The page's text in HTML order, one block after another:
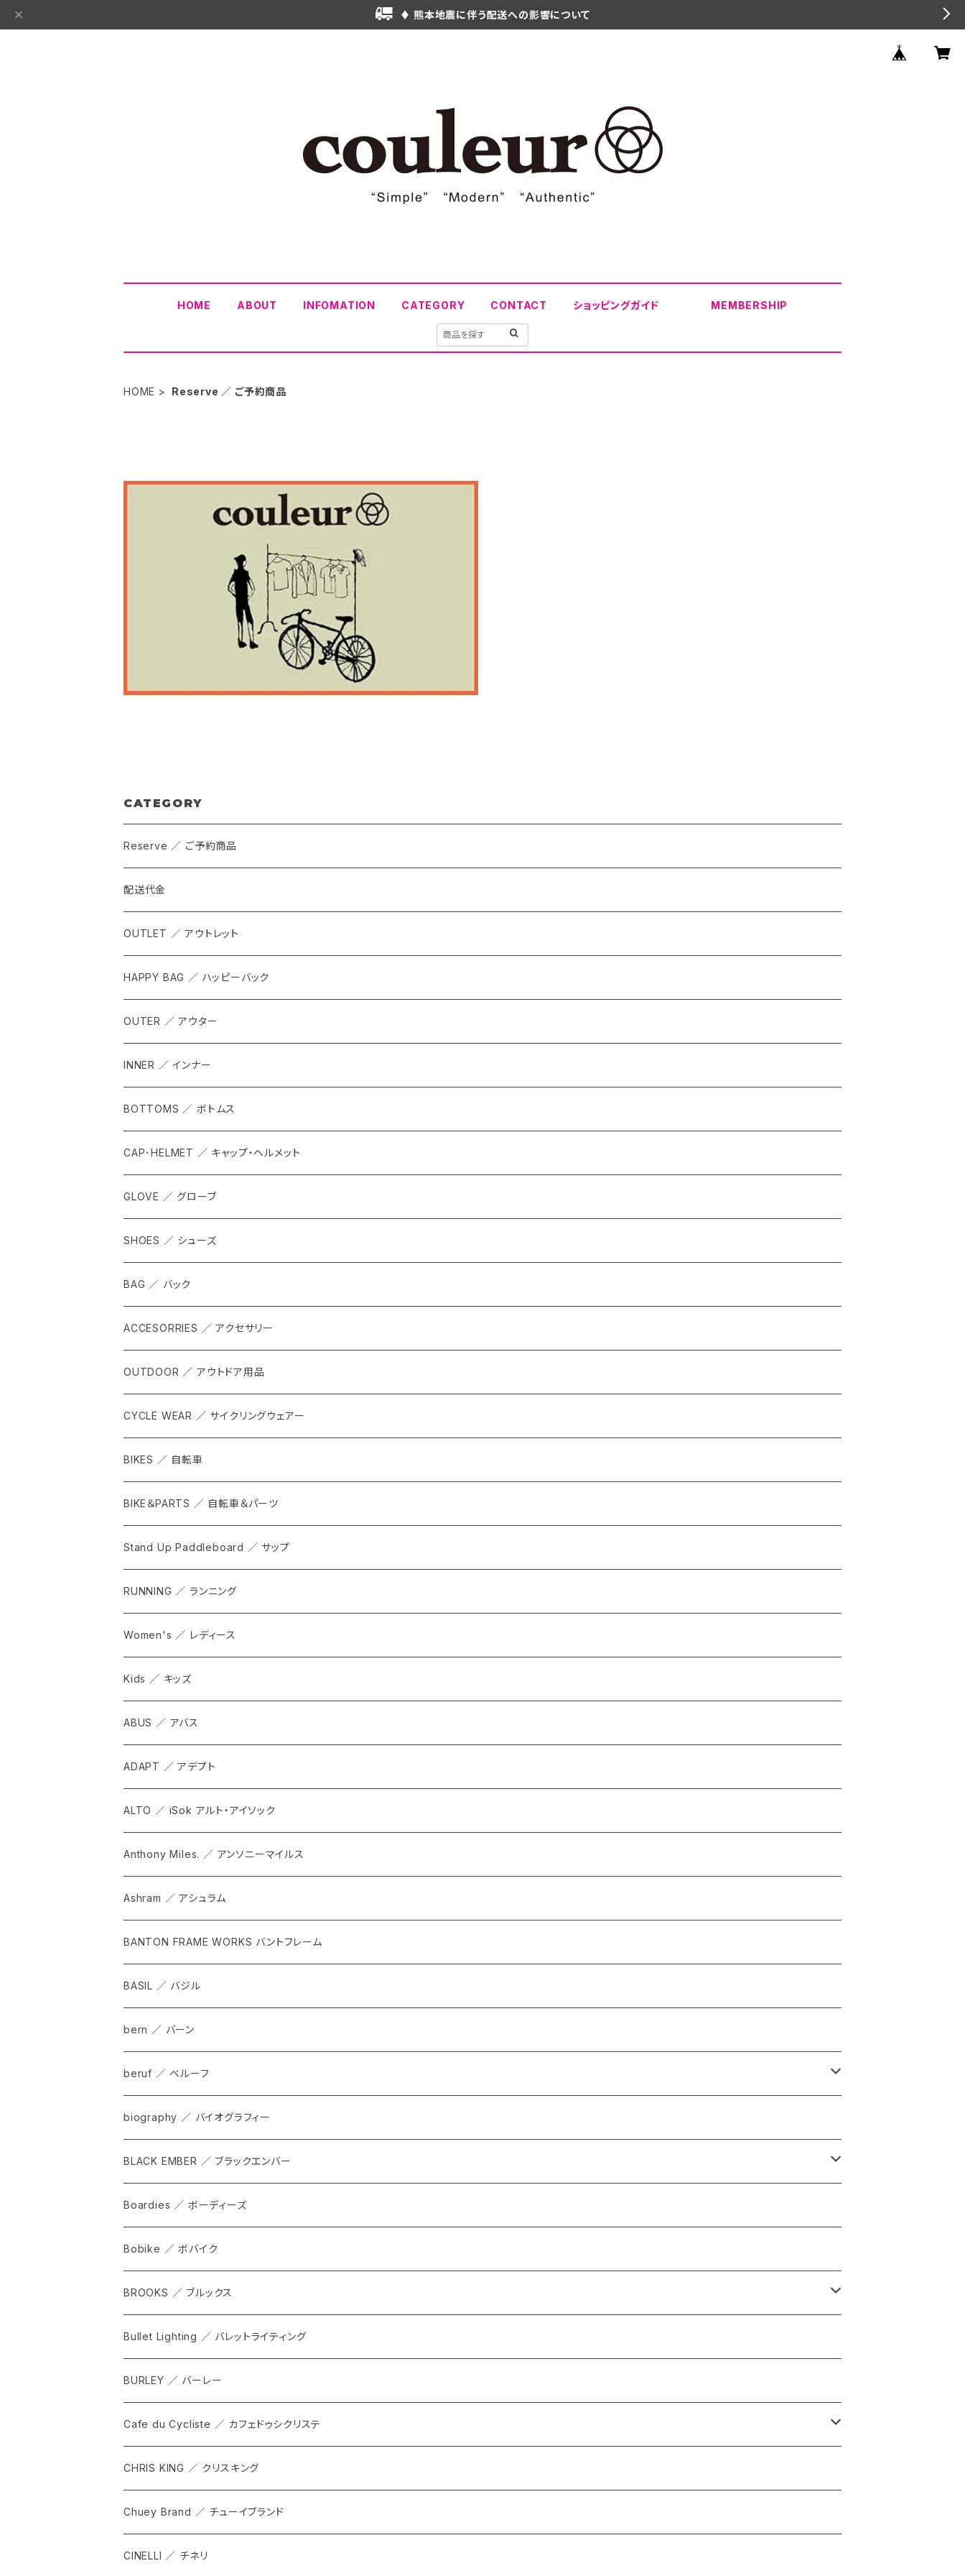
♦ 熊本地震に伴う配送への影響について
HOME ABOUT INFOMATION CATEGORY CONTACT ショッピングガイド MEMBERSHIP
HOME Reserve ／ ご予約商品
カスタマーご予約商品
¥19,580
SOLD OUT
CATEGORY
Reserve ／ ご予約商品
配送代金
OUTLET ／ アウトレット
HAPPY BAG ／ ハッピーバック
OUTER ／ アウター
INNER ／ インナー
BOTTOMS ／ ボトムス
CAP･HELMET ／ キャップ・ヘルメット
GLOVE ／ グローブ
SHOES ／ シューズ
BAG ／ バック
ACCESORRIES ／ アクセサリー
OUTDOOR ／ アウトドア用品
CYCLE WEAR ／ サイクリングウェアー
BIKES ／ 自転車
BIKE＆PARTS ／ 自転車＆パーツ
Stand Up Paddleboard ／ サップ
RUNNING ／ ランニング
Women's ／ レディース
Kids ／ キッズ
ABUS ／ アバス
ADAPT ／ アデプト
ALTO ／ iSok アルト・アイソック
Anthony Miles. ／ アンソニーマイルス
Ashram ／ アシュラム
BANTON FRAME WORKS バントフレーム
BASIL ／ バジル
bern ／ バーン
beruf ／ ベルーフ
bag
cap
grove
biography ／ バイオグラフィー
BLACK EMBER ／ ブラックエンバー
ALL
FORGE
WPT TOTE
CITADEL
WPRT
DEX
GRIP SLING
SHADOW
KOMPAK
Boardies ／ ボーディーズ
Bobike ／ ボバイク
BROOKS ／ ブルックス
ALL
サドル
カンビウム
メンテナンス
Bullet Lighting ／ バレットライティング
BURLEY ／ バーレー
Cafe du Cycliste ／ カフェドゥシクリステ
ALL
TOPS
BOTTOMS
CHRIS KING ／ クリスキング
Chuey Brand ／ チューイブランド
CINELLI ／ チネリ